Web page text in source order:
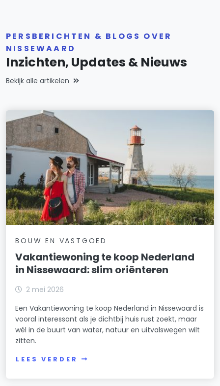
PERSBERICHTEN & BLOGS OVER
NISSEWAARD
Inzichten, Updates & Nieuws
Bekijk alle artikelen
BOUW EN VASTGOED
Vakantiewoning te koop Nederland
in Nissewaard: slim oriënteren
2 mei 2026
Een Vakantiewoning te koop Nederland in Nissewaard is
vooral interessant als je dichtbij huis rust zoekt, maar
wél in de buurt van water, natuur en uitvalswegen wilt
zitten.
LEES VERDER